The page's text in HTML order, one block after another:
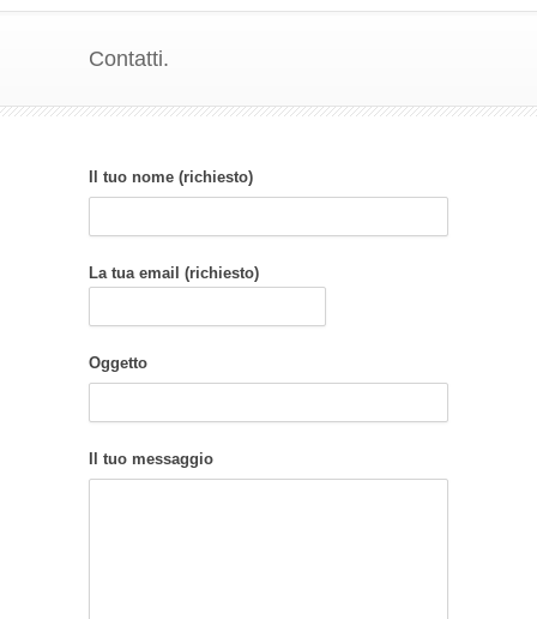
Contatti.
Il tuo nome (richiesto)
La tua email (richiesto)
Oggetto
Il tuo messaggio